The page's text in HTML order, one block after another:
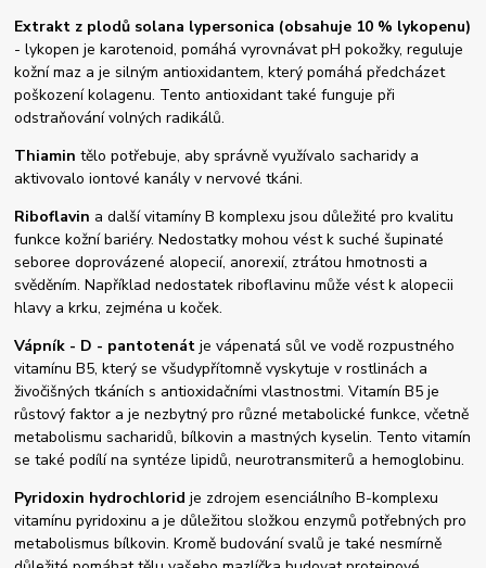
Extrakt z plodů solana lypersonica (obsahuje 10 % lykopenu)
- lykopen je karotenoid, pomáhá vyrovnávat pH pokožky, reguluje
kožní maz a je silným antioxidantem, který pomáhá předcházet
poškození kolagenu. Tento antioxidant také funguje při
odstraňování volných radikálů.
Thiamin tělo potřebuje, aby správně využívalo sacharidy a
aktivovalo iontové kanály v nervové tkáni.
Riboflavin a další vitamíny B komplexu jsou důležité pro kvalitu
funkce kožní bariéry. Nedostatky mohou vést k suché šupinaté
seboree doprovázené alopecií, anorexií, ztrátou hmotnosti a
svěděním. Například nedostatek riboflavinu může vést k alopecii
hlavy a krku, zejména u koček.
Vápník - D - pantotenát je vápenatá sůl ve vodě rozpustného
vitamínu B5, který se všudypřítomně vyskytuje v rostlinách a
živočišných tkáních s antioxidačními vlastnostmi. Vitamín B5 je
růstový faktor a je nezbytný pro různé metabolické funkce, včetně
metabolismu sacharidů, bílkovin a mastných kyselin. Tento vitamín
se také podílí na syntéze lipidů, neurotransmiterů a hemoglobinu.
Pyridoxin hydrochlorid je zdrojem esenciálního B-komplexu
vitamínu pyridoxinu a je důležitou složkou enzymů potřebných pro
metabolismus bílkovin. Kromě budování svalů je také nesmírně